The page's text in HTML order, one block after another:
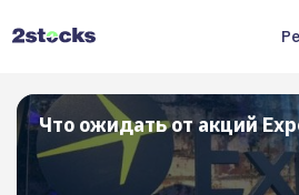
Что ожидать от акций